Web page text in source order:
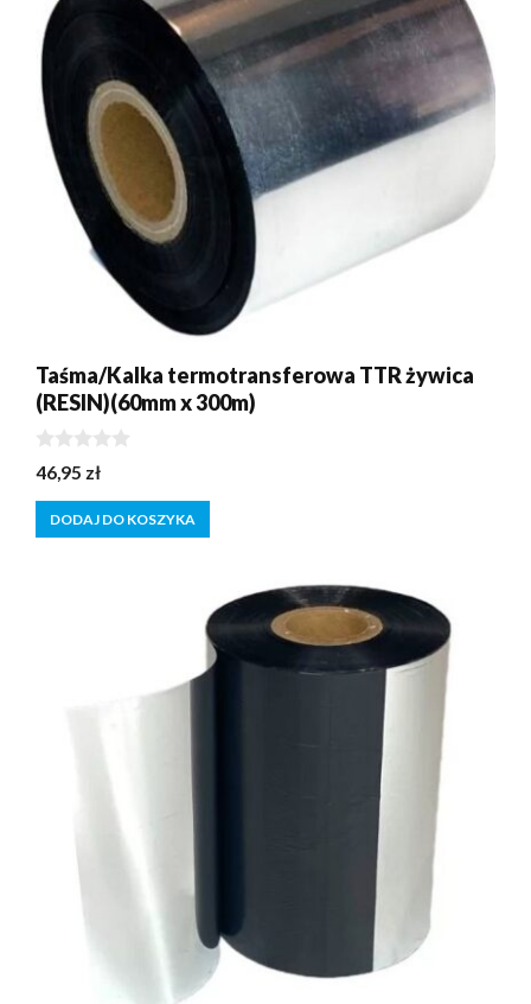
Taśma/Kalka termotransferowa TTR żywica
(RESIN)(60mm x 300m)
0
z
5
46,95 zł
DODAJ DO KOSZYKA